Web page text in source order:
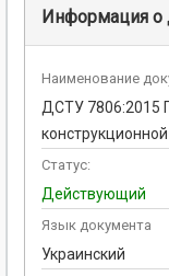
Информация о
Наименование
ДСТУ 7806:2015
Статус:
Действующий
Язык документа
Украинский